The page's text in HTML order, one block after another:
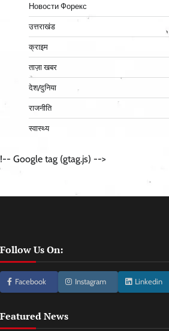
Новости Форекс
उत्तराखंड
क्राइम
ताज़ा खबर
देश/दुनिया
राजनीति
स्वास्थ्य
!-- Google tag (gtag.js) -->
Follow Us On:
Facebook Instagram Linkedin
Featured News